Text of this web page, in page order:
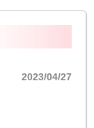
2023/04/27